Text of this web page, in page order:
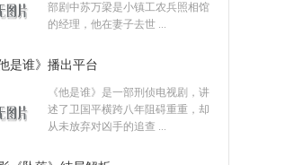
部剧中苏万梁是小镇工农兵照相馆
的经理，他在妻子去世 ...
他是谁》播出平台
《他是谁》是一部刑侦电视剧，讲
述了卫国平横跨八年阻碍重重，却
从未放弃对凶手的追查 ...